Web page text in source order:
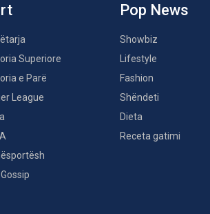
Superiore
e Parë
League
Pop News
Showbiz
Lifestyle
Fashion
Shëndeti
Dieta
Receta gatimi